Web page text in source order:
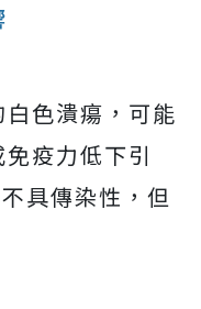
色潰瘍，可能
疫力低下引
具傳染性，但